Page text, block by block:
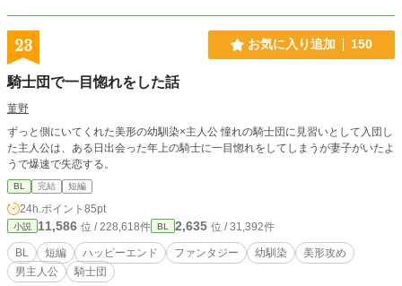
23 お気に入り追加 150
騎士団で一目惚れをした話
菫野
ずっと側にいてくれた美形の幼馴染×主人公 憧れの騎士団に見習いとして入団し
た主人公は、ある日出会った年上の騎士に一目惚れをしてしまうが妻子がいたよ
うで爆速で失恋する。
BL 完結 短編
24h.ポイント 85pt
小説 11,586 位 / 228,618件 BL 2,635 位 / 31,392件
BL 短編 ハッピーエンド ファンタジー 幼馴染
美形攻め
男主人公
騎士団